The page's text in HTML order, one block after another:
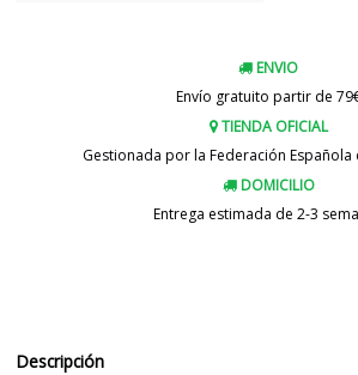
ENVIO
Envío gratuito partir de
TIENDA OFICIAL
Gestionada por la Federación Española
DOMICILIO
Entrega estimada de 2-3
Descripción